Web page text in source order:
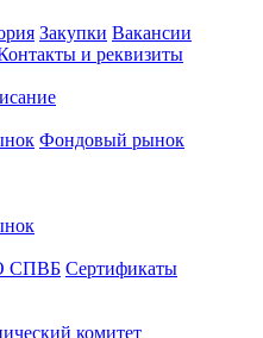
Закупки Вакансии
и реквизиты
Фондовый рынок
СПВБ Сертификаты
комитет